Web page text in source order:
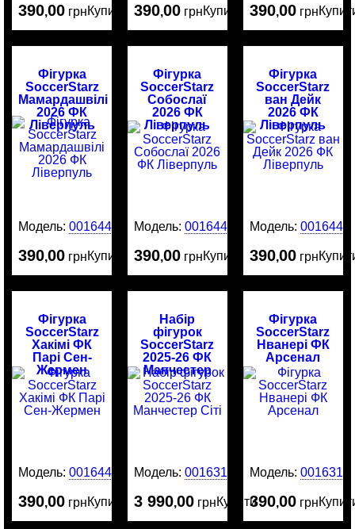
390,00 грнКупити 390,00 грнКупити 390,00 грн
Фігурка
SoccerStarz
Мамардашвілі
2026 ФК
Ліверпуль
Модель:0016449
390,00 грнКупити
Фігурка
SoccerStarz
Собослаї
2026 ФК
Ліверпуль
Модель:0016448
390,00 грнКупити
Фігурка
SoccerStarz
ван Дейк
2026 ФК
Ліверпуль
Модель: 0016446
390,00 грн
Фігурка
SoccerStarz
Хакімі ФК
Парі Сен-
Жермен
Модель:0016445
390,00 грнКупити
Набір
фігурок
SoccerStarz
2025-26 ФК
Манчестер
Сіті
Модель:0016316
3 990,00 грнКупити
Фігурка
SoccerStarz
Нванері ФК
Арсенал
Модель: 0016314
390,00 грн